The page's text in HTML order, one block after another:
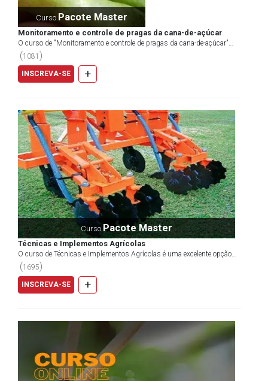
Curso Pacote Master
Monitoramento e controle de pragas da cana-de-açúcar
O curso de "Monitoramento e controle de pragas da cana-de-açúcar"
apresenta os estudos sobre técnicas para melhor...
(1081 )
INSCREVA-SE +
Curso Pacote Master
Técnicas e Implementos Agrícolas
O curso de Técnicas e Implementos Agrícolas é uma excelente opção
para quem deseja aprimorar seus conhecimentos na...
(1695)
INSCREVA-SE +